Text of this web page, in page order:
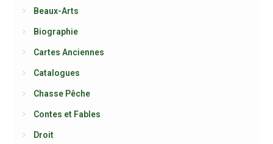
Beaux-Arts
Biographie
Cartes Anciennes
Catalogues
Chasse Pêche
Contes et Fables
Droit